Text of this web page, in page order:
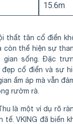
15.6m
thất tân cổ điển
còn thể hiện sự
gian sống. Đặc
đẹp cổ điển và sự
ấm áp mà vẫn
rườm rà.
là một ví dụ rõ
tế. VKING đã biến